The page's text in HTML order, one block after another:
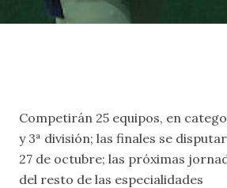
Competirán 25 equipos, en
y 3ª división; las finales se
27 de octubre; las próximas
del resto de las especialidades